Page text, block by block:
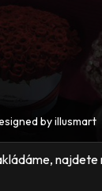
byillusmart
najdete